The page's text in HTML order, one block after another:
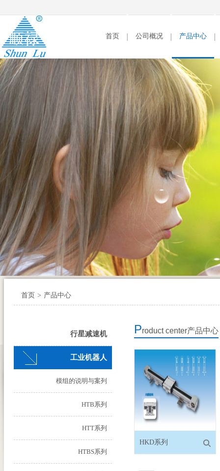
首页 公司概况 产品中心
首页 > 产品中心
行星减速机
工业机器人
模组的说明与案列
HTB系列
HTT系列
HTBS系列
Product center产品中心
HKD系列